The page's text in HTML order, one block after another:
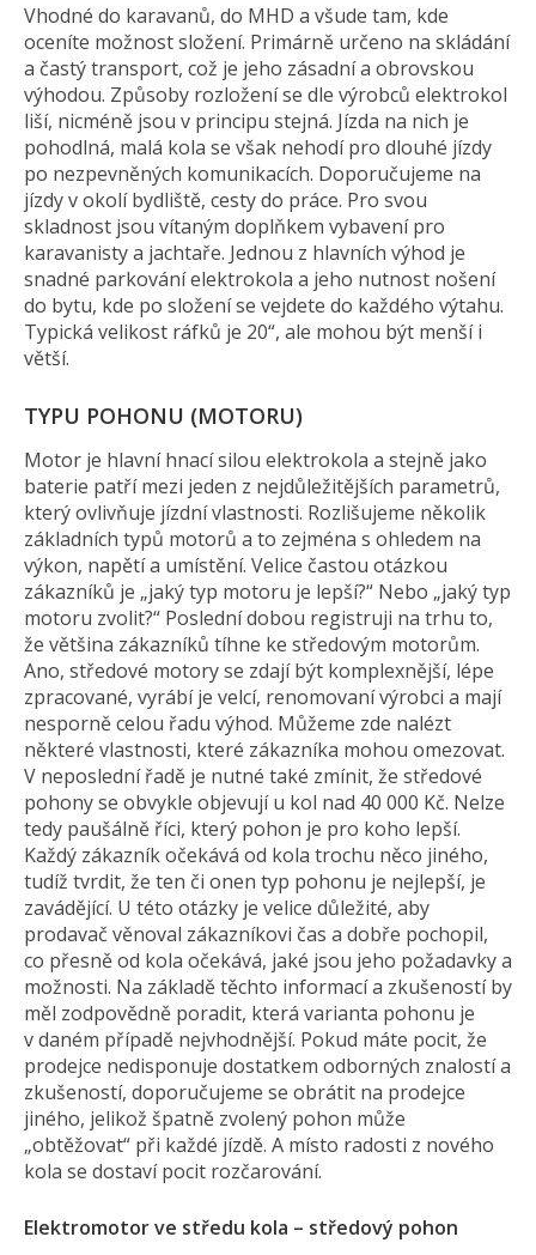
Vhodné do karavanů, do MHD a všude tam, kde
oceníte možnost složení. Primárně určeno na skládání
a častý transport, což je jeho zásadní a obrovskou
výhodou. Způsoby rozložení se dle výrobců elektrokol
liší, nicméně jsou v principu stejná. Jízda na nich je
pohodlná, malá kola se však nehodí pro dlouhé jízdy
po nezpevněných komunikacích. Doporučujeme na
jízdy v okolí bydliště, cesty do práce. Pro svou
skladnost jsou vítaným doplňkem vybavení pro
karavanisty a jachtaře. Jednou z hlavních výhod je
snadné parkování elektrokola a jeho nutnost nošení
do bytu, kde po složení se vejdete do každého výtahu.
Typická velikost ráfků je 20“, ale mohou být menší i
větší.
TYPU POHONU (MOTORU)
Motor je hlavní hnací silou elektrokola a stejně jako
baterie patří mezi jeden z nejdůležitějších parametrů,
který ovlivňuje jízdní vlastnosti. Rozlišujeme několik
základních typů motorů a to zejména s ohledem na
výkon, napětí a umístění. Velice častou otázkou
zákazníků je „jaký typ motoru je lepší?“ Nebo „jaký typ
motoru zvolit?“ Poslední dobou registruji na trhu to,
že většina zákazníků tíhne ke středovým motorům.
Ano, středové motory se zdají být komplexnější, lépe
zpracované, vyrábí je velcí, renomovaní výrobci a mají
nesporně celou řadu výhod. Můžeme zde nalézt
některé vlastnosti, které zákazníka mohou omezovat.
V neposlední řadě je nutné také zmínit, že středové
pohony se obvykle objevují u kol nad 40 000 Kč. Nelze
tedy paušálně říci, který pohon je pro koho lepší.
Každý zákazník očekává od kola trochu něco jiného,
tudíž tvrdit, že ten či onen typ pohonu je nejlepší, je
zavádějící. U této otázky je velice důležité, aby
prodavač věnoval zákazníkovi čas a dobře pochopil,
co přesně od kola očekává, jaké jsou jeho požadavky a
možnosti. Na základě těchto informací a zkušeností by
měl zodpovědně poradit, která varianta pohonu je
v daném případě nejvhodnější. Pokud máte pocit, že
prodejce nedisponuje dostatkem odborných znalostí a
zkušeností, doporučujeme se obrátit na prodejce
jiného, jelikož špatně zvolený pohon může
„obtěžovat“ při každé jízdě. A místo radosti z nového
kola se dostaví pocit rozčarování.
Elektromotor ve středu kola – středový pohon